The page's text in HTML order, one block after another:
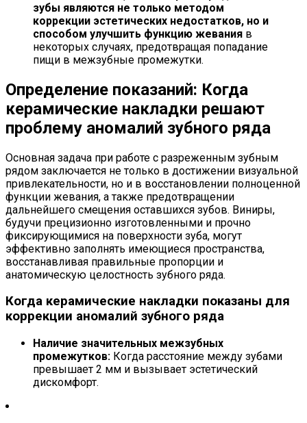
зубы являются не только методом
коррекции эстетических недостатков, но и
способом улучшить функцию жевания в
некоторых случаях, предотвращая попадание
пищи в межзубные промежутки.
Определение показаний: Когда
керамические накладки решают
проблему аномалий зубного ряда
Основная задача при работе с разреженным зубным
рядом заключается не только в достижении визуальной
привлекательности, но и в восстановлении полноценной
функции жевания, а также предотвращении
дальнейшего смещения оставшихся зубов. Виниры,
будучи прецизионно изготовленными и прочно
фиксирующимися на поверхности зуба, могут
эффективно заполнять имеющиеся пространства,
восстанавливая правильные пропорции и
анатомическую целостность зубного ряда.
Когда керамические накладки показаны для
коррекции аномалий зубного ряда
Наличие значительных межзубных
промежутков: Когда расстояние между зубами
превышает 2 мм и вызывает эстетический
дискомфорт.